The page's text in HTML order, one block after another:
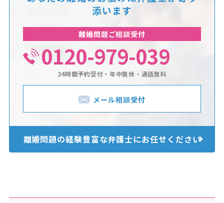
添います
離婚問題ご相談受付
0120-979-039
24時間予約受付・年中無休・通話無料
メール相談受付
離婚問題の経験豊富な弁護士にお任せください